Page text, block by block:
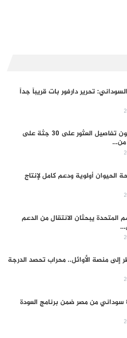
تحرير دارفور بات قريباً جداً
شهود يكشفون تفاصيل العثور على 30 جثة على
من…
الحيوان أولوية ودعم كامل لإنتاج
المتحدة يبحثان الانتقال من الدعم
إلى منصة الأوائل.. محراب تحصد الدرجة
تفويج 8,700 سوداني من مصر ضمن برنامج العودة